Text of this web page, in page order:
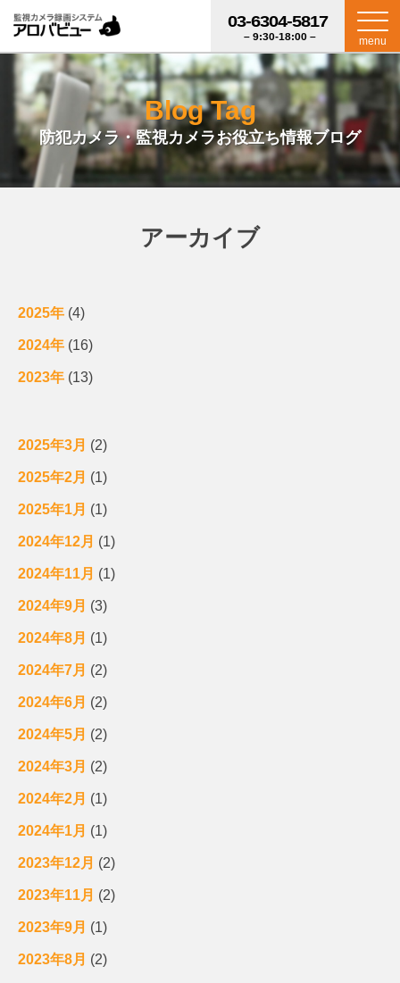
menu
03-6304-5817
– 9:30-18:00 –
Blog Tag
防犯カメラ・監視カメラお役立ち情報ブログ
アーカイブ
2025年 (4)
2024年 (16)
2023年 (13)
2025年3月 (2)
2025年2月 (1)
2025年1月 (1)
2024年12月 (1)
2024年11月 (1)
2024年9月 (3)
2024年8月 (1)
2024年7月 (2)
2024年6月 (2)
2024年5月 (2)
2024年3月 (2)
2024年2月 (1)
2024年1月 (1)
2023年12月 (2)
2023年11月 (2)
2023年9月 (1)
2023年8月 (2)